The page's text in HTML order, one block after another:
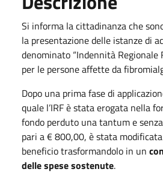
Si informa la cittadinanza che
la presentazione delle istanze di
denominato “Indennità Regionale
per le persone affette da
Dopo una prima fase di
quale l’IRF è stata erogata nella
fondo perduto una tantum e
pari a € 800,00, è stata
beneficio trasformandolo in un
delle spese sostenute.